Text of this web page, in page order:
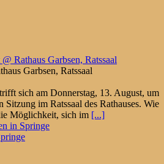
@ Rathaus Garbsen, Ratssaal
Garbsen, Ratssaal
sich am Donnerstag, 13. August, um
im Ratssaal des Rathauses. Wie
Möglichkeit, sich im [...]
in Springe